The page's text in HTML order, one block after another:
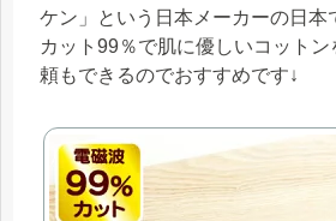
ケン」という日本メーカーの日本
カット99％で肌に優しいコット
頼もできるのでおすすめです↓